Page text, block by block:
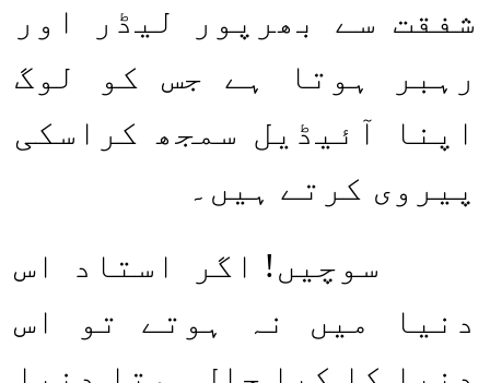
شفقت سے بھرپور لیڈر اور
رہبر ہوتا ہے جس کو لوگ
اپنا آئیڈیل سمجھ کراسکی
پیروی کرتے ہیں۔
سوچیں! اگر استاد اس
دنیا میں نہ ہوتے تو اس